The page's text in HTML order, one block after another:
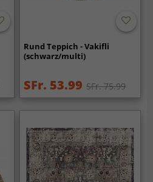
Rund Teppich - Vakifli
(schwarz/multi)
SFr. 53.99 SFr. 75.99